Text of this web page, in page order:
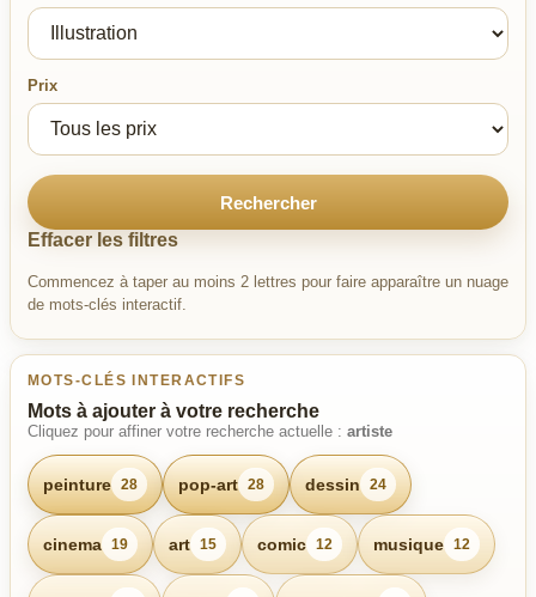
Prix
Rechercher
Effacer les filtres
Commencez à taper au moins 2 lettres pour faire apparaître un nuage
de mots-clés interactif.
MOTS-CLÉS INTERACTIFS
Mots à ajouter à votre recherche
Cliquez pour affiner votre recherche actuelle : artiste
peinture 28 pop-art 28 dessin 24
cinema 19 art 15 comic 12 musique 12